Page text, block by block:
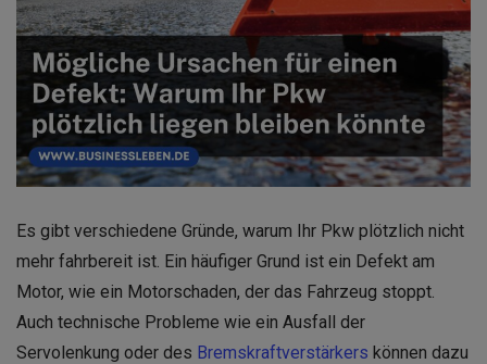
Es gibt verschiedene Gründe, warum Ihr Pkw plötzlich nicht
mehr fahrbereit ist. Ein häufiger Grund ist ein Defekt am
Motor, wie ein Motorschaden, der das Fahrzeug stoppt.
Auch technische Probleme wie ein Ausfall der
Servolenkung oder des Bremskraftverstärkers können dazu